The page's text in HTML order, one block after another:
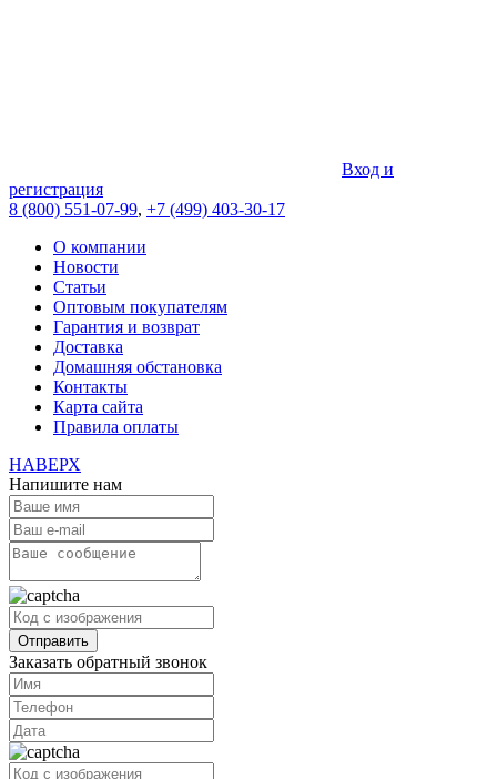
Вход и
регистрация
8 (800) 551-07-99, +7 (499) 403-30-17
О компании
Новости
Статьи
Оптовым покупателям
Гарантия и возврат
Доставка
Домашняя обстановка
Контакты
Карта сайта
Правила оплаты
НАВЕРХ
Напишите нам
Заказать обратный звонок